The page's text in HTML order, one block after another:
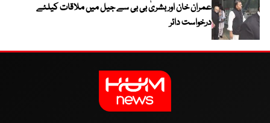
عمران خان اور بشریٰ بی بی سے جیل میں ملاقات کیلئے
درخواست دائر